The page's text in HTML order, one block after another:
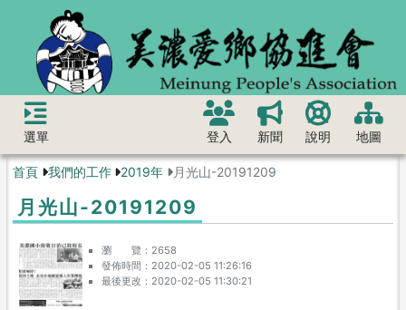
選單 登入 新聞 說明 地圖
首頁 我們的工作 2019年 月光山-20191209
月光山-20191209
瀏 覽
2658
發佈時間
2020-02-05 11:26:16
最後更改
2020-02-05 11:30:21